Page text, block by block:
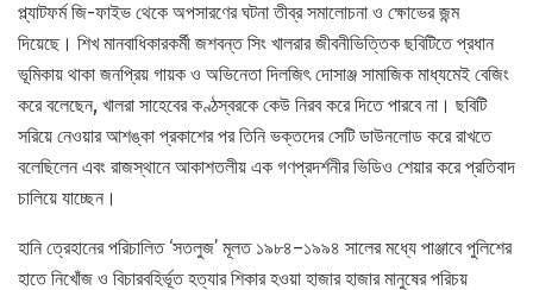
প্ল্যাটফর্ম জি-ফাইভ থেকে অপসারণের ঘটনা তীব্র সমালোচনা ও ক্ষোভের জন্ম
দিয়েছে। শিখ মানবাধিকারকর্মী জশবন্ত সিং খালরার জীবনীভিত্তিক ছবিটিতে প্রধান
ভূমিকায় থাকা জনপ্রিয় গায়ক ও অভিনেতা দিলজিৎ দোসাঞ্জ সামাজিক মাধ্যমেই বেজিং
করে বলেছেন, খালরা সাহেবের কণ্ঠস্বরকে কেউ নিরব করে দিতে পারবে না। ছবিটি
সরিয়ে নেওয়ার আশঙ্কা প্রকাশের পর তিনি ভক্তদের সেটি ডাউনলোড করে রাখতে
বলেছিলেন এবং রাজস্থানে আকাশতলীয় এক গণপ্রদর্শনীর ভিডিও শেয়ার করে প্রতিবাদ
চালিয়ে যাচ্ছেন।
হানি ত্রেহানের পরিচালিত ‘সতলুজ’ মূলত ১৯৮৪–১৯৯৪ সালের মধ্যে পাঞ্জাবে পুলিশের
হাতে নিখোঁজ ও বিচারবহির্ভূত হত্যার শিকার হওয়া হাজার হাজার মানুষের পরিচয়